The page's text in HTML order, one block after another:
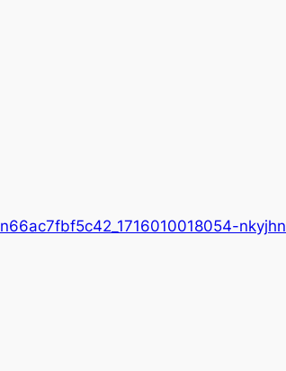
n66ac7fbf5c42_1716010018054-